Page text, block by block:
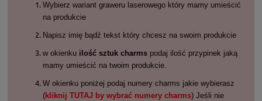
Wybierz wariant graweru laserowego który mamy umieścić
na produkcie
Napisz imię bądź tekst który chcesz na swoim produkcie
w okienku ilość sztuk charms podaj ilość przypinek jaką
mamy umieścić na twoim produkcie.
W okienku poniżej podaj numery charms jakie wybierasz
(kliknij TUTAJ by wybrać numery charms) Jeśli nie